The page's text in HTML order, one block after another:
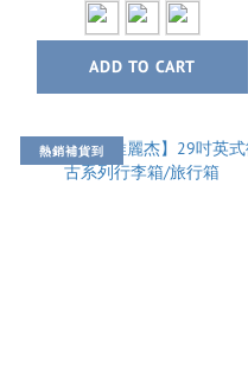
ADD TO CART
熱銷補貨到